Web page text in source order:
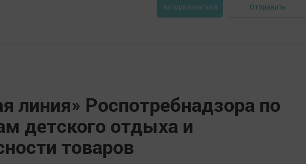
Авторизоваться Отправить
линия» Роспотребнадзора по
детского отдыха и
товаров